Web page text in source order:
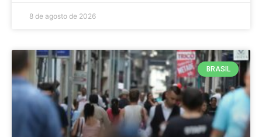
8 de agosto de 2026
BRASIL